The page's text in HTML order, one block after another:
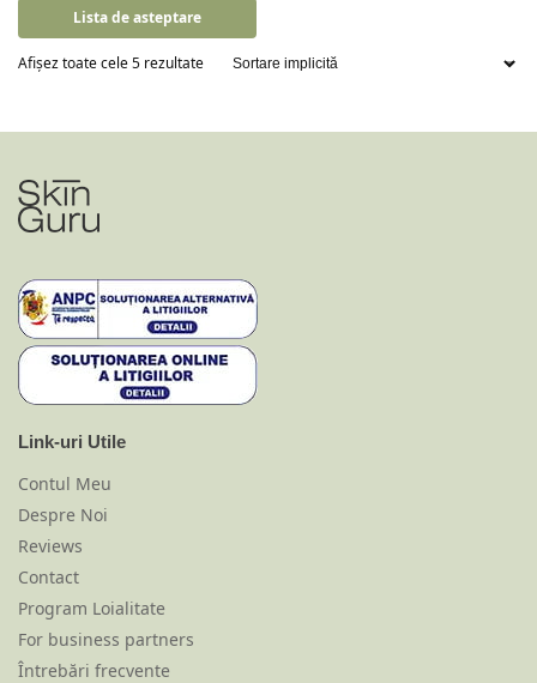
Lista de asteptare
Afișez toate cele 5 rezultate
Link-uri Utile
Contul Meu
Despre Noi
Reviews
Contact
Program Loialitate
For business partners
Întrebări frecvente